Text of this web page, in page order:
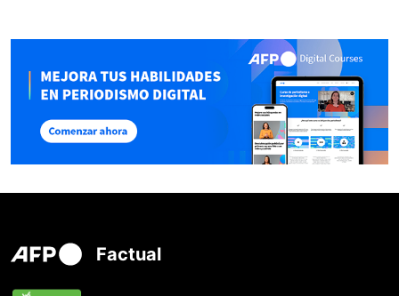
Factual